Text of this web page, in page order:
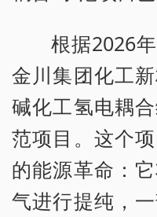
根据2026
金川集团化工
碱化工氢电耦
范项目。这个
的能源革命：
气进行提纯，